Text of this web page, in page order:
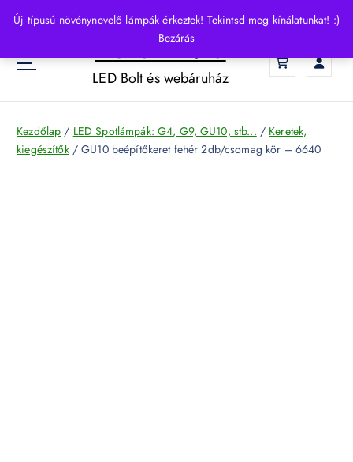
Új típusú növénynevelő lámpák érkeztek! Tekintsd meg kínálatunkat! :)
Bezárás
p
o
HelloLED.hu
LED Bolt és webáruház
Kezdőlap / LED Spotlámpák: G4, G9, GU10, stb... / Keretek,
kiegészítők/ GU10 beépítőkeret fehér 2db/csomag kör – 6640